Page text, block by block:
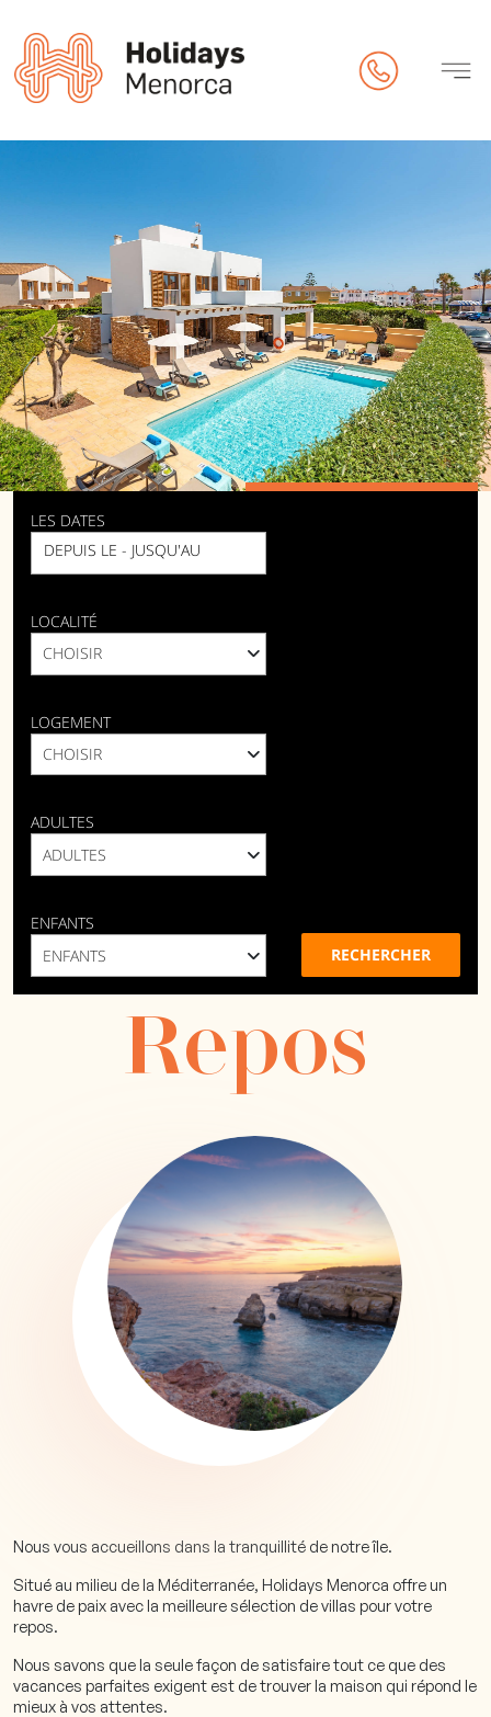
in en ligne)
LES DATES
DEPUIS LE - JUSQU'AU
LOCALITÉ
LOGEMENT
ADULTES
ENFANTS
RECHERCHER
Repos
Nous vous accueillons dans la tranquillité de notre île.
Situé au milieu de la Méditerranée, Holidays Menorca offre un
havre de paix avec la meilleure sélection de villas pour votre
repos.
Nous savons que la seule façon de satisfaire tout ce que des
vacances parfaites exigent est de trouver la maison qui répond le
mieux à vos attentes.